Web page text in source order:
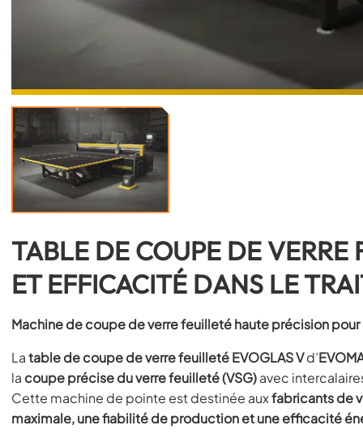
TABLE DE COUPE DE
ET EFFICACITÉ DANS LE
Machine de coupe de verre feuilleté haute précision
Latable de coupe de verre feuilleté EVOGLAS Vd’
la coupe précise du verre feuilleté (VSG)avec
Cette machine de pointe est destinée auxfabricants de
maximale, une fiabilité de production et une efficacité